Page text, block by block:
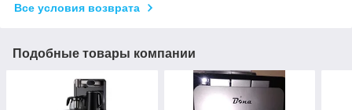
Все условия возврата
Подобные товары компании